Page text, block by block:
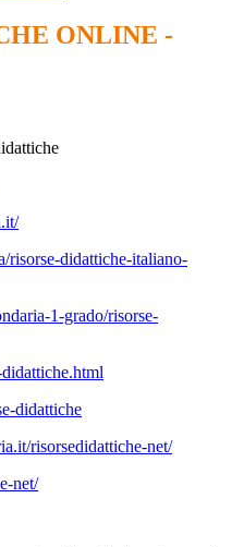
ONLINE -
didattiche-italiano-
1-grado/risorse-
didattiche
risorsedidattiche-net/
net/